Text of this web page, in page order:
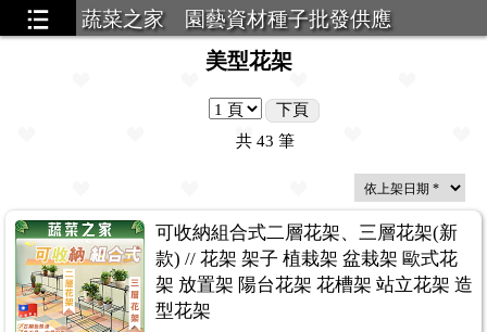
蔬菜之家 園藝資材種子批發供應
美型花架
下頁
共 43 筆
可收納組合式二層花架、三層花架(新
款) // 花架 架子 植栽架 盆栽架 歐式花
架 放置架 陽台花架 花槽架 站立花架 造
型花架